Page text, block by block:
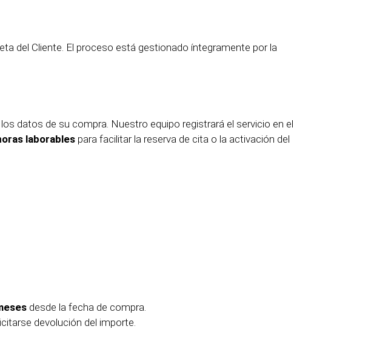
del Cliente. El proceso está gestionado íntegramente por la
datos de su compra. Nuestro equipo registrará el servicio en el
laborables para facilitar la reserva de cita o la activación del
desde la fecha de compra.
devolución del importe.